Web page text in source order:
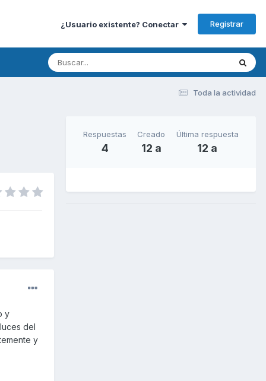
¿Usuario existente? Conectar Registrar
Toda la actividad
y
del
y
Respuestas
4
Creado
12 a
Última respuesta
12 a